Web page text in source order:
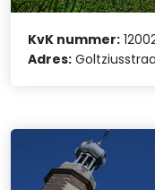
KvK nummer:
Adres: